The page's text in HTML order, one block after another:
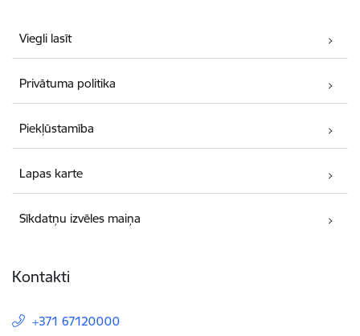
Viegli lasīt
Privātuma politika
Piekļūstamība
Lapas karte
Sīkdatņu izvēles maiņa
Kontakti
+371 67120000